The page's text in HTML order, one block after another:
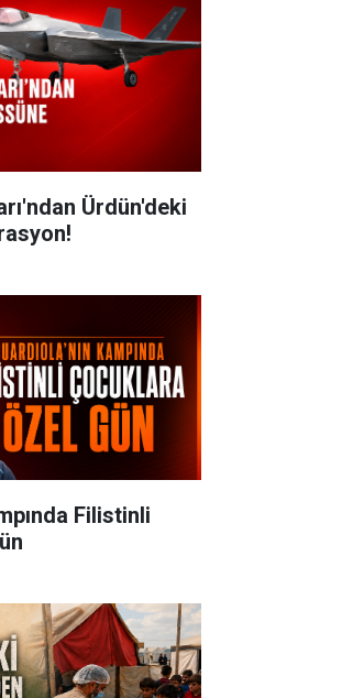
Ürdün'deki
Filistinli